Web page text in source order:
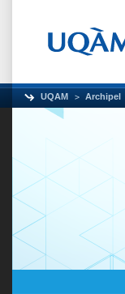
UQAM Archipel